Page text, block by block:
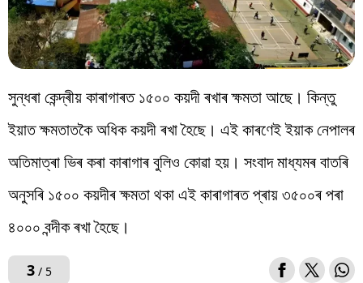
সুন্ধৰা কেন্দ্ৰীয় কাৰাগাৰত ১৫০০ কয়দী ৰখাৰ ক্ষমতা আছে। কিন্তু
ইয়াত ক্ষমতাতকৈ অধিক কয়দী ৰখা হৈছে। এই কাৰণেই ইয়াক নেপালৰ
অতিমাত্ৰা ভিৰ কৰা কাৰাগাৰ বুলিও কোৱা হয়। সংবাদ মাধ্যমৰ বাতৰি
অনুসৰি ১৫০০ কয়দীৰ ক্ষমতা থকা এই কাৰাগাৰত প্ৰায় ৩৫০০ৰ পৰা
৪০০০ বন্দীক ৰখা হৈছে।
3/ 5